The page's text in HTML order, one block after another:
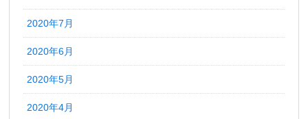
2020年7月
2020年6月
2020年5月
2020年4月